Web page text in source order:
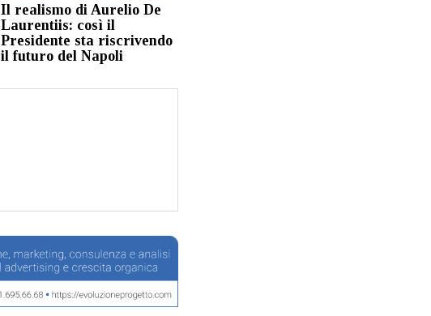
Il realismo di Aurelio De
Laurentiis: così il
Presidente sta riscrivendo
il futuro del Napoli